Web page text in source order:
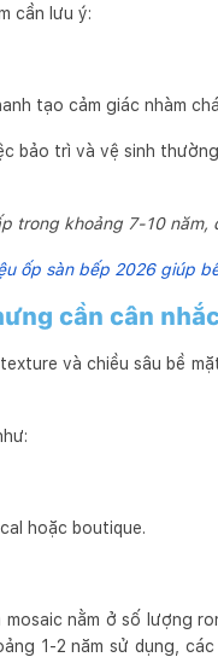
cần lưu ý:
tạo cảm giác nhàm
bảo trì và vệ sinh
trong khoảng 7-10
ốp sàn bếp 2026 giúp
cần cân
và chiều sâu bề
hoặc boutique.
nằm ở số lượng
1-2 năm sử dụng,